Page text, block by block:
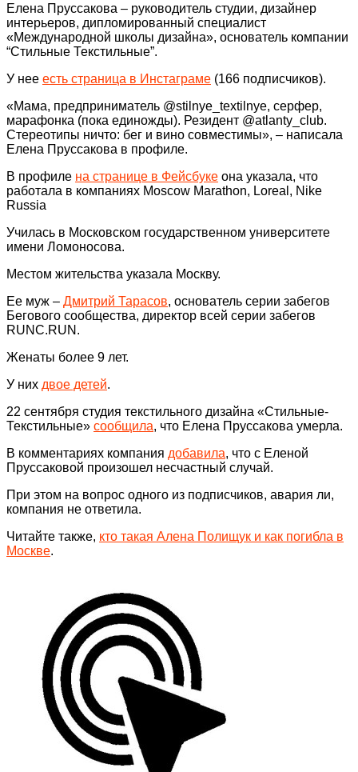
Елена Пруссакова – руководитель студии, дизайнер
интерьеров, дипломированный специалист
«Международной школы дизайна», основатель компании
“Стильные Текстильные”.
У нее есть страница в Инстаграме (166 подписчиков).
«Мама, предприниматель @stilnye_textilnye, серфер,
марафонка (пока единожды). Резидент @atlanty_club.
Стереотипы ничто: бег и вино совместимы», – написала
Елена Пруссакова в профиле.
В профиле на странице в Фейсбуке она указала, что
работала в компаниях Moscow Marathon, Loreal, Nike
Russia
Училась в Московском государственном университете
имени Ломоносова.
Местом жительства указала Москву.
Ее муж – Дмитрий Тарасов, основатель серии забегов
Бегового сообщества, директор всей серии забегов
RUNC.RUN.
Женаты более 9 лет.
У них двое детей.
22 сентября студия текстильного дизайна «Стильные-
Текстильные» сообщила, что Елена Пруссакова умерла.
В комментариях компания добавила, что с Еленой
Пруссаковой произошел несчастный случай.
При этом на вопрос одного из подписчиков, авария ли,
компания не ответила.
Читайте также, кто такая Алена Полищук и как погибла в
Москве.